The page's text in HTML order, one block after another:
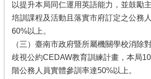
以提升本局同仁運用英語能力，並鼓勵
培訓課程及活動且落實市府訂定之公務
60%以上。
（三）臺南市政府暨所屬機關學校消除
歧視公約CEDAW教育訓練計畫，本局
階公務人員實體參訓率達50%以上。